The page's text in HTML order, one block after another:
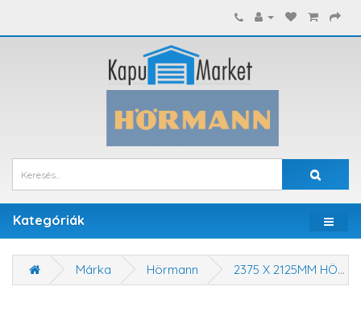
Kategóriák
Márka Hörmann 2375 X 2125MM HÖRMANN SZIGETELT SZEKCIONÁLT GARÁZSKAPU - KÉZI VAGY MOTOROS MŰKÖDTETÉSSEL